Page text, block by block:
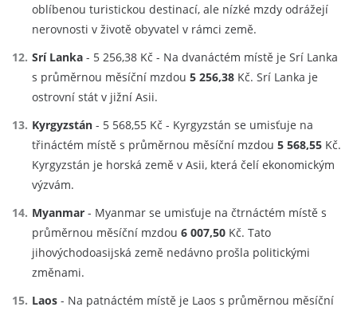
oblíbenou turistickou destinací, ale nízké mzdy odrážejí
nerovnosti v životě obyvatel v rámci země.
Srí Lanka - 5 256,38 Kč - Na dvanáctém místě je Srí Lanka
s průměrnou měsíční mzdou 5 256,38 Kč. Srí Lanka je
ostrovní stát v jižní Asii.
Kyrgyzstán - 5 568,55 Kč - Kyrgyzstán se umisťuje na
třináctém místě s průměrnou měsíční mzdou 5 568,55 Kč.
Kyrgyzstán je horská země v Asii, která čelí ekonomickým
výzvám.
Myanmar - Myanmar se umisťuje na čtrnáctém místě s
průměrnou měsíční mzdou 6 007,50 Kč. Tato
jihovýchodoasijská země nedávno prošla politickými
změnami.
Laos - Na patnáctém místě je Laos s průměrnou měsíční